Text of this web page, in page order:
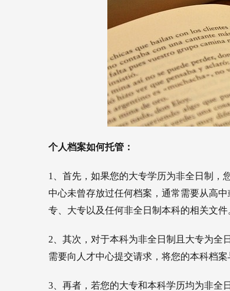
个人档案如何托管：
1、首先，如果您的大专学历为非全日制，
中心未曾存放过任何档案，通常需要从高
专、大专以及任何非全日制本科的相关文件
2、其次，对于本科为非全日制且大专为全
需要向人才中心提交请求，将您的本科档
3、 再者，若您的大专和本科学历均为非全